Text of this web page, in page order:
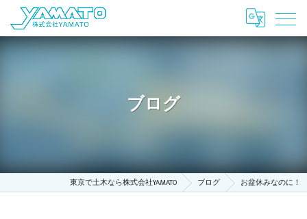
ブログ
東京で土木なら株式会社YAMATO ブログ お盆休みなのに！